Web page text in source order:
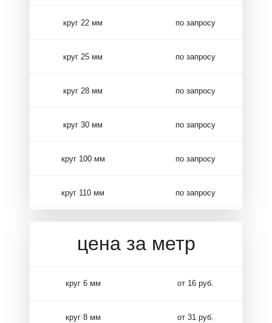
круг 22 мм по запросу
круг 25 мм по запросу
круг 28 мм по запросу
круг 30 мм по запросу
круг 100 мм по запросу
круг 110 мм по запросу
цена за метр
круг 6 мм от 16 руб.
круг 8 мм от 31 руб.